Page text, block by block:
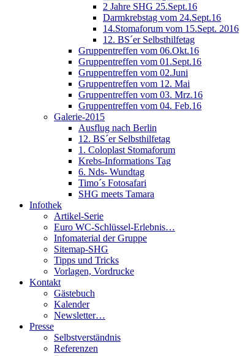
2 Jahre SHG 25.Sept.16
Darmkrebstag vom 24.Sept.16
14.Stomaforum vom 15.Sept. 2016
12. BS´er Selbsthilfetag
Gruppentreffen vom 06.Okt.16
Gruppentreffen vom 01.Sept.16
Gruppentreffen vom 02.Juni
Gruppentreffen vom 12. Mai
Gruppentreffen vom 03. Mrz.16
Gruppentreffen vom 04. Feb.16
Galerie-2015
Ausflug nach Berlin
12. BS´er Selbsthilfetag
1. Coloplast Stomaforum
Krebs-Informations Tag
6. Nds- Wundtag
Timo´s Fotosafari
SHG meets Tamara
Infothek
Artikel-Serie
Euro WC-Schlüssel-Erlebnis…
Infomaterial der Gruppe
Sitemap-SHG
Tipps und Tricks
Vorlagen, Vordrucke
Kontakt
Gästebuch
Kalender
Newsletter…
Presse
Selbstverständnis
Referenzen